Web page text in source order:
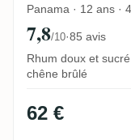
Panama · 12 ans ·
7,8/10·85 avis
Rhum doux et
chêne brûlé
62 €